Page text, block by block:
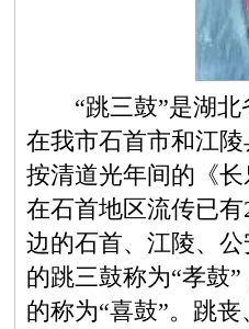
“跳三鼓”是湖北
在我市石首市和江
按清道光年间的《
在石首地区流传已
边的石首、江陵、
的跳三鼓称为“孝鼓
的称为“喜鼓”。跳